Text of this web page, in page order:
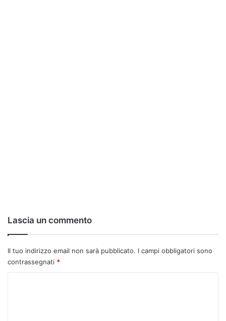
Lascia un commento
Il tuo indirizzo email non sarà pubblicato. I campi obbligatori sono
contrassegnati *